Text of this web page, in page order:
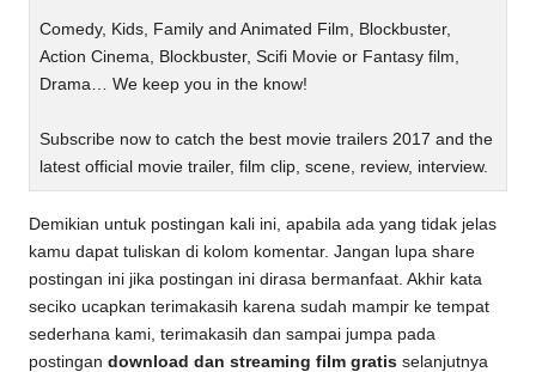
Comedy, Kids, Family and Animated Film, Blockbuster,
Action Cinema, Blockbuster, Scifi Movie or Fantasy film,
Drama… We keep you in the know!
Subscribe now to catch the best movie trailers 2017 and the
latest official movie trailer, film clip, scene, review, interview.
Demikian untuk postingan kali ini, apabila ada yang tidak jelas
kamu dapat tuliskan di kolom komentar. Jangan lupa share
postingan ini jika postingan ini dirasa bermanfaat. Akhir kata
seciko ucapkan terimakasih karena sudah mampir ke tempat
sederhana kami, terimakasih dan sampai jumpa pada
postingan download dan streaming film gratis selanjutnya